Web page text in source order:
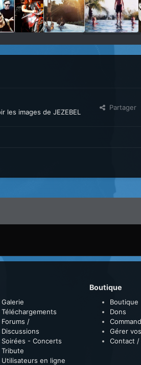
les images de JEZEBEL
Partager
Galerie
Téléchargements
Forums /
Discussions
Soirées - Concerts
Tribute
Utilisateurs en ligne
Boutique
Boutique
Dons
Gérer
Contact /